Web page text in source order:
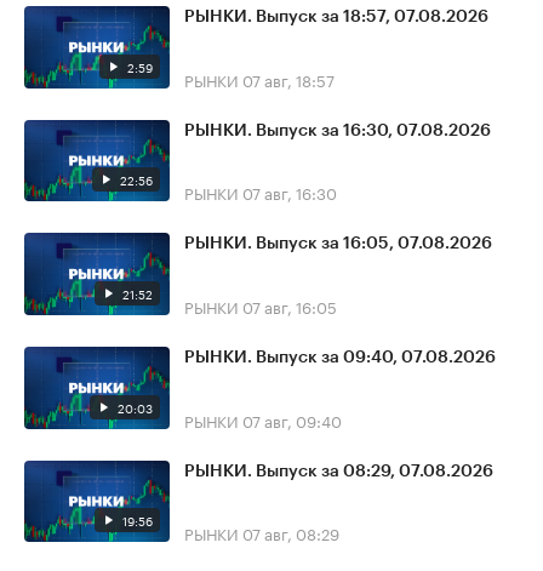
2:59
РЫНКИ. Выпуск за 18:57, 07.08.2026
РЫНКИ 07 авг, 18:57
22:56
РЫНКИ. Выпуск за 16:30, 07.08.2026
РЫНКИ 07 авг, 16:30
21:52
РЫНКИ. Выпуск за 16:05, 07.08.2026
РЫНКИ 07 авг, 16:05
20:03
РЫНКИ. Выпуск за 09:40, 07.08.2026
РЫНКИ 07 авг, 09:40
19:56
РЫНКИ. Выпуск за 08:29, 07.08.2026
РЫНКИ 07 авг, 08:29